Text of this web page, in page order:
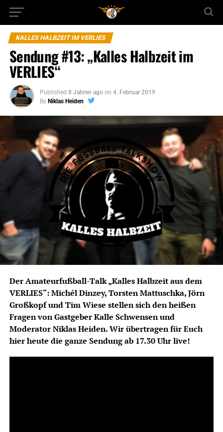
KALLES HALBZEIT IM VERLIES
Sendung #13: „Kalles Halbzeit im
VERLIES“
Published 8 Jahren ago on 4. Februar 2019
By Niklas Heiden
Der Amateurfußball-Talk „Kalles Halbzeit aus dem
VERLIES“:Michél Dinzey,Torsten Mattuschka,Jörn
Großkopf und Tim Wiese stellen sich den heißen
Fragen von Gastgeber Kalle Schwensen und
Moderator Niklas Heiden. Wir übertragen für Euch
hier heute die ganze Sendung ab 17.30 Uhr live!